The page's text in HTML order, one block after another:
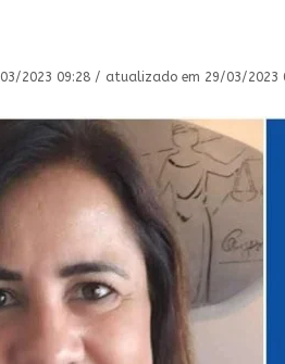
2023 09:28 / atualizado em 29/03/2023